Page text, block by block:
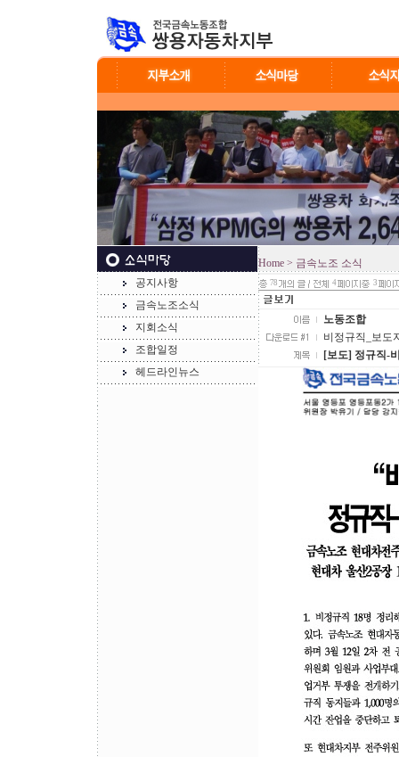
공지사항
금속노조소식
지회소식
조합일정
헤드라인뉴스
Home > 금속노조 소식
78 4 3
노동조합
비정규직_보도
[보도] 정규직-